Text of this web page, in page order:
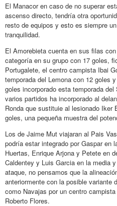
El Manacor en caso de no superar
ascenso directo, tendría otra
resto de equipos y esto es siempre
tranquilidad.
El Amorebieta cuenta en sus filas
categoría en su grupo con 17 goles,
Portugalete, el centro campista Ibai
temporada del Lemona con 12 goles
goles incorporado esta temporada
varios partidos ha incorporado al
Ronda que sustituie al lesionado Iker
goles, una pequeña muestra del
Los de Jaime Mut viajaran al Pais
podría estar integrado por Gaspar en
Huertas, Enrique Arjona y Petete en
Caldentey y Luis Garcia en la media
ataque, no pensamos que la
anteriormente con la posible variante
como Navajas por un centro
Roberto Flores.